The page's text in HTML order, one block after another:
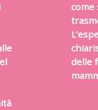
come
delle